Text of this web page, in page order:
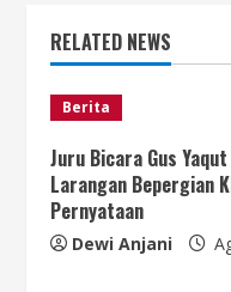
i
n
u
e
R
RELATED NEWS
Berita
Juru Bicara Gus
Larangan Bepergian
Pernyataan
Dewi Anjani